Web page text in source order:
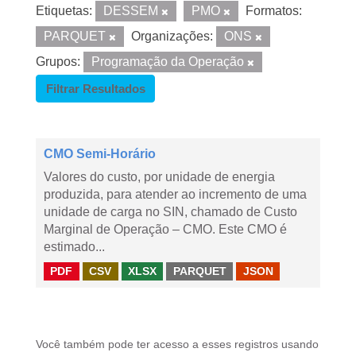
Etiquetas: DESSEM PMO
Formatos:
PARQUET
Organizações:
ONS
Grupos:
Programação da Operação
Filtrar Resultados
CMO Semi-Horário
Valores do custo, por unidade de energia
produzida, para atender ao incremento de uma
unidade de carga no SIN, chamado de Custo
Marginal de Operação – CMO. Este CMO é
estimado...
PDF CSV XLSX PARQUET JSON
Você também pode ter acesso a esses registros usando